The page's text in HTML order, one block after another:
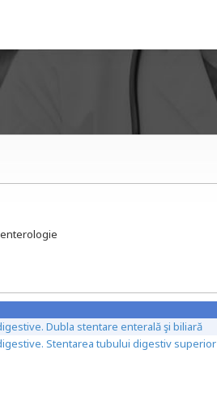
Dubla stentare enterală şi biliară
Stentarea tubului digestiv superior